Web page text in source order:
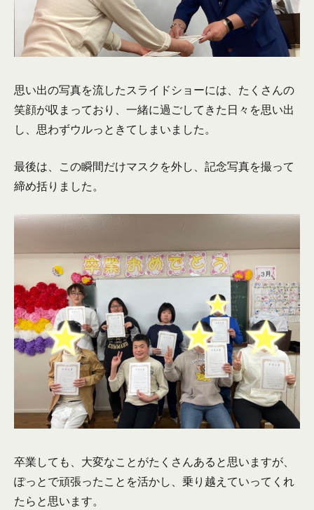
思い出の写真を流したスライドショーには、たくさんの
笑顔が収まっており、一緒に過ごしてきた日々を思い出
し、思わずウルっときてしまいました。
最後は、この瞬間だけマスクを外し、記念写真を撮って
締め括りました。
卒業しても、大変なことがたくさんあると思いますが、
ぽっとで頑張ったことを活かし、乗り越えていってくれ
たらと思います。